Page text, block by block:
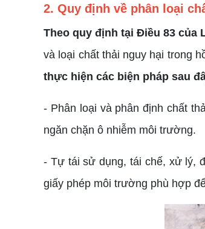
2. Quy định về phân loại
Theo quy định tại Điều 83 của
và loại chất thải nguy hại trong
thực hiện các biện pháp sau
- Phân loại và phân định chất
ngăn chặn ô nhiễm môi trường.
- Tự tái sử dụng, tái chế, xử lý,
giấy phép môi trường phù hợp